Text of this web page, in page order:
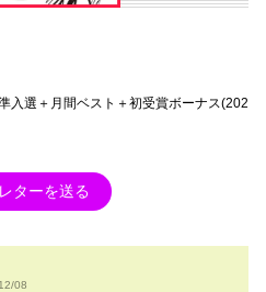
入選＋月間ベスト＋初受賞ボーナス(202
ターを送る
08